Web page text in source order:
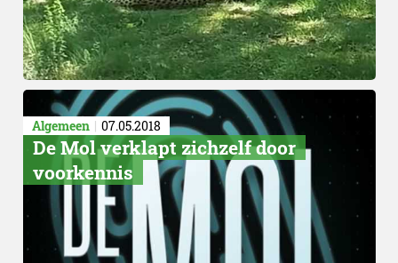
Algemeen 07.05.2018
De Mol verklapt zichzelf door
voorkennis